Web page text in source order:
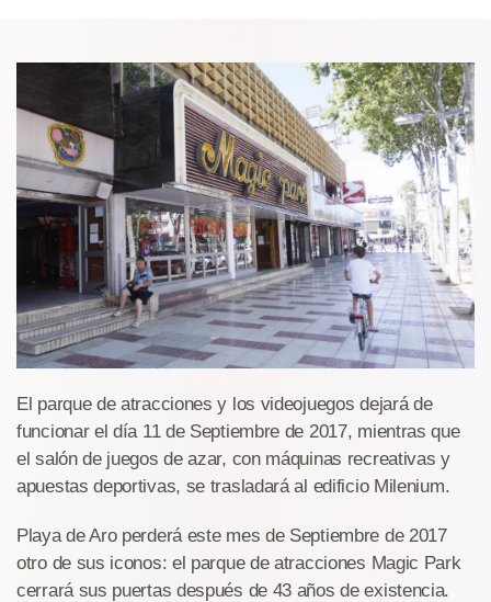
El parque de atracciones y los videojuegos dejará de
funcionar el día 11 de Septiembre de 2017, mientras que
el salón de juegos de azar, con máquinas recreativas y
apuestas deportivas, se trasladará al edificio Milenium.
Playa de Aro perderá este mes de Septiembre de 2017
otro de sus iconos: el parque de atracciones Magic Park
cerrará sus puertas después de 43 años de existencia.